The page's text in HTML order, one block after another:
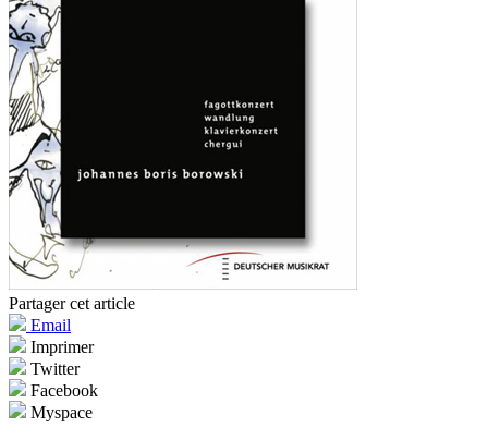
Partager cet article
Email
Imprimer
Twitter
Facebook
Myspace